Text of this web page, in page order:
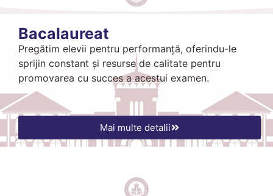
Bacalaureat
Pregătim elevii pentru performanță, oferindu-le
sprijin constant și resurse de calitate pentru
promovarea cu succes a acestui examen.
Mai multe detalii